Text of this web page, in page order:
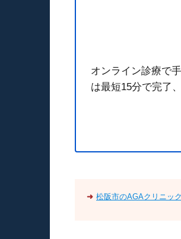
オンライン診療で
は最短15分で完了
➜ 松阪市のAGAクリニッ